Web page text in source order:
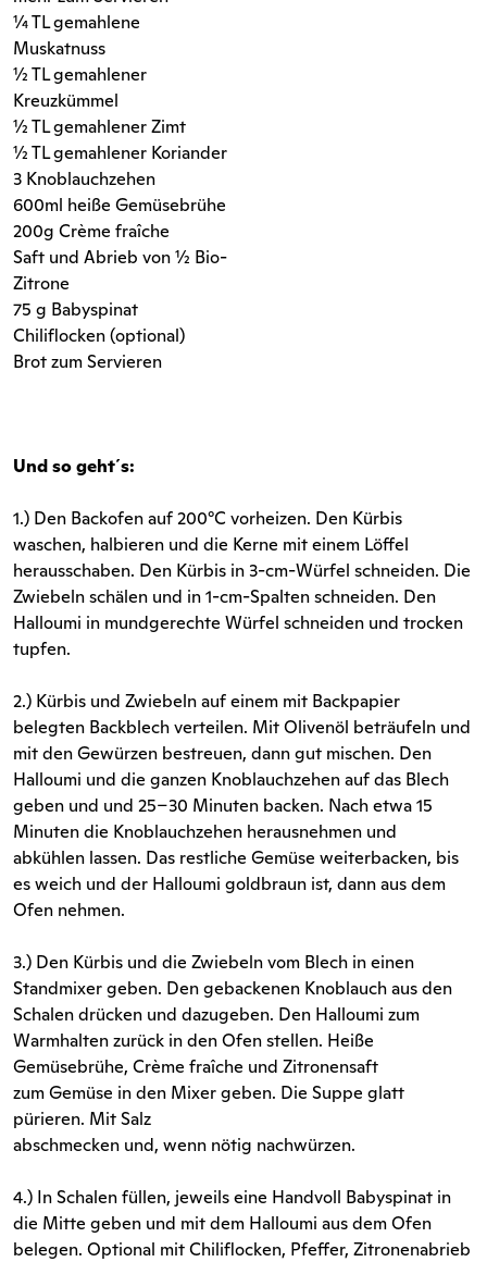
1⁄4 TL gemahlene
Muskatnuss
1⁄2 TL gemahlener
Kreuzkümmel
1⁄2 TL gemahlener Zimt
1⁄2 TL gemahlener Koriander
3 Knoblauchzehen
600ml heiße Gemüsebrühe
200g Crème fraîche
Saft und Abrieb von 1⁄2 Bio-
Zitrone
75 g Babyspinat
Chiliflocken (optional)
Brot zum Servieren
Und so geht´s:
1.) Den Backofen auf 200°C vorheizen. Den Kürbis
waschen, halbieren und die Kerne mit einem Löffel
herausschaben. Den Kürbis in 3-cm-Würfel schneiden. Die
Zwiebeln schälen und in 1-cm-Spalten schneiden. Den
Halloumi in mundgerechte Würfel schneiden und trocken
tupfen.
2.) Kürbis und Zwiebeln auf einem mit Backpapier
belegten Backblech verteilen. Mit Olivenöl beträufeln und
mit den Gewürzen bestreuen, dann gut mischen. Den
Halloumi und die ganzen Knoblauchzehen auf das Blech
geben und und 25–30 Minuten backen. Nach etwa 15
Minuten die Knoblauchzehen herausnehmen und
abkühlen lassen. Das restliche Gemüse weiterbacken, bis
es weich und der Halloumi goldbraun ist, dann aus dem
Ofen nehmen.
3.) Den Kürbis und die Zwiebeln vom Blech in einen
Standmixer geben. Den gebackenen Knoblauch aus den
Schalen drücken und dazugeben. Den Halloumi zum
Warmhalten zurück in den Ofen stellen. Heiße
Gemüsebrühe, Crème fraîche und Zitronensaft
zum Gemüse in den Mixer geben. Die Suppe glatt
pürieren. Mit Salz
abschmecken und, wenn nötig nachwürzen.
4.) In Schalen füllen, jeweils eine Handvoll Babyspinat in
die Mitte geben und mit dem Halloumi aus dem Ofen
belegen. Optional mit Chiliflocken, Pfeffer, Zitronenabrieb